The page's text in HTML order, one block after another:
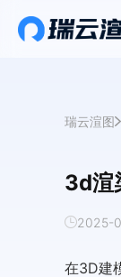
瑞云渲图
3d渲
2025-
在3D建